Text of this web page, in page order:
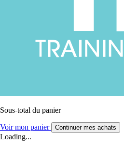
Sous-total du panier
Voir mon panier Continuer mes achats
Loading...